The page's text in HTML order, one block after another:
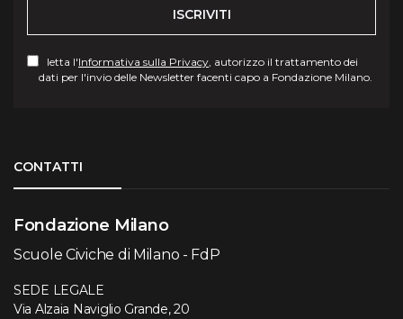
ISCRIVITI
letta l'Informativa sulla Privacy, autorizzo il trattamento dei
dati per l'invio delle Newsletter facenti capo a Fondazione Milano.
CONTATTI
Fondazione Milano
Scuole Civiche di Milano - FdP
SEDE LEGALE
Via Alzaia Naviglio Grande, 20